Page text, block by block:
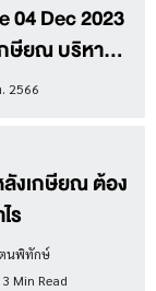
04 Dec 2023
ษียณ บริหารดี
ต
2566
ลังเกษียณ ต้อง
ร
นพิทักษ์
3 Min Read